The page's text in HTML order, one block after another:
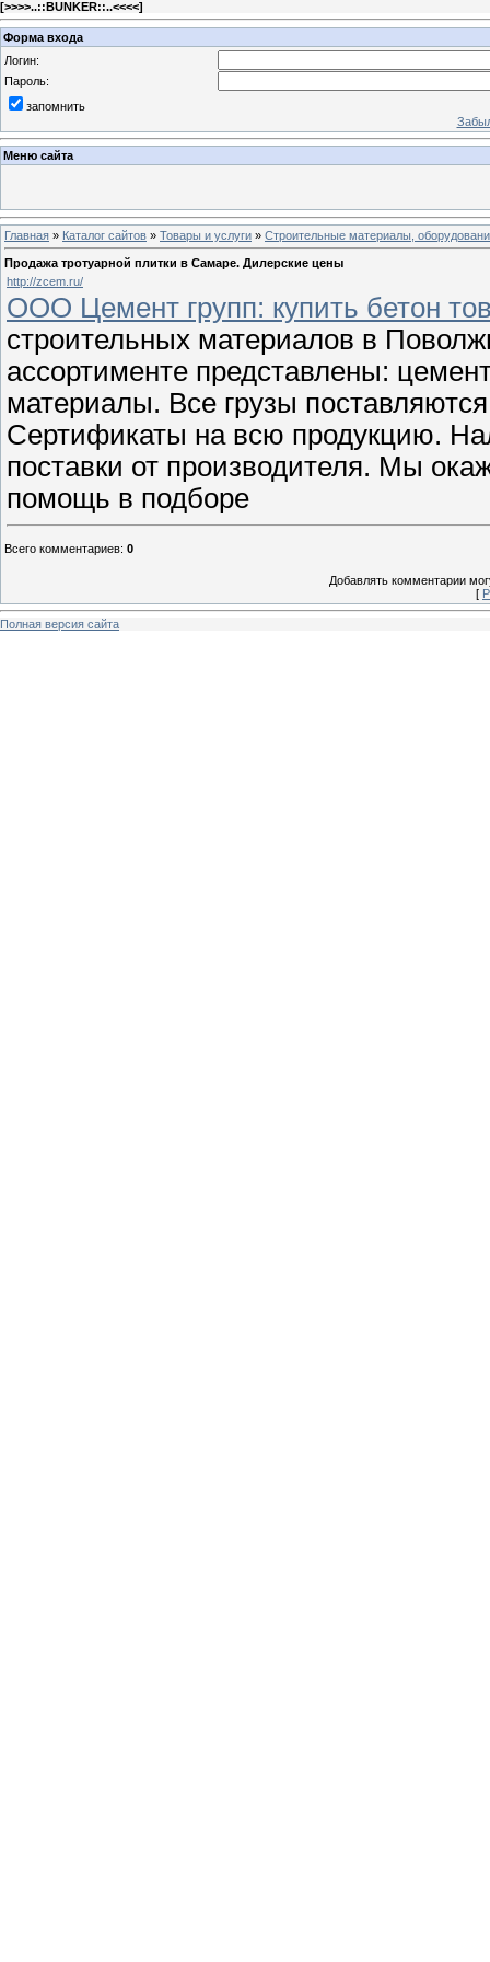
[>>>>..::BUNKER::..<<<<]
Форма входа
Логин:
Пароль:
запомнить
Меню сайта
Главная » Каталог сайтов » Товары и услуги » Строительные материалы,
Продажа тротуарной плитки в Самаре. Дилерские цены
http://zcem.ru/
ООО Цемент групп: купить бетон
строительных материалов в
ассортименте представлены:
материалы. Все грузы
Сертификаты на всю продукцию.
поставки от производителя. Мы
помощь в подборе
Всего комментариев: 0
Добавлять комментарии
[
Полная версия сайта